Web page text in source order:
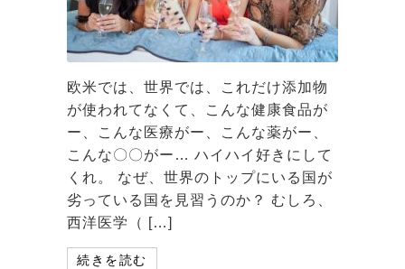
欧米では、世界では、これだけ添加物
が使われてなくて、こんな健康食品が
ー、こんな医療がー、こんな薬がー、
こんな〇〇がー… ハイハイ好きにして
くれ。 なぜ、世界のトップにいる国が
劣っている国を見習うのか？ むしろ、
西洋医学（ […]
続きを読む